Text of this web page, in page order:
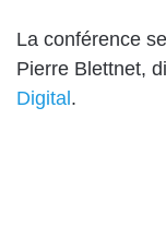
La conférence
Pierre Blettnet,
Digital.